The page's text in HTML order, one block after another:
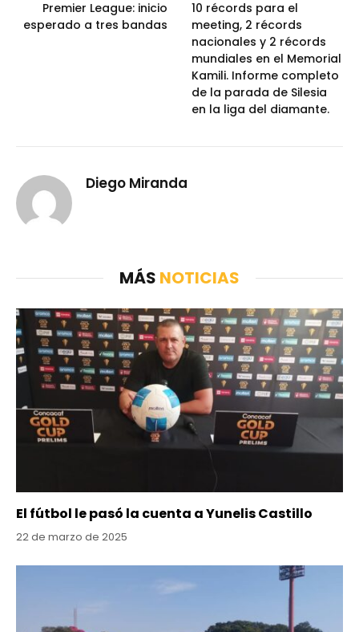
Premier League: inicio
esperado a tres bandas
10 récords para el
meeting, 2 récords
nacionales y 2 récords
mundiales en el Memorial
Kamili. Informe completo
de la parada de Silesia
en la liga del diamante.
Diego Miranda
MÁS NOTICIAS
El fútbol le pasó la cuenta a Yunelis Castillo
22 de marzo de 2025